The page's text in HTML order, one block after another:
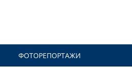
ФОТОРЕПОРТАЖИ